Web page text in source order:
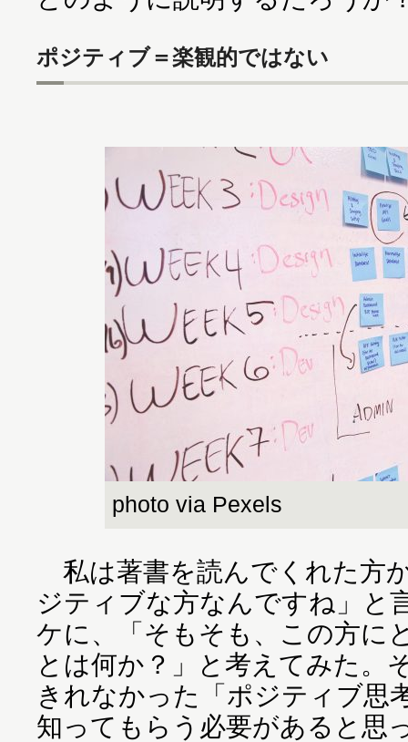
ポジティブ＝楽観的ではない
photo via Pexels
私は著書を読んでくれた方
ジティブな方なんですね」と
ケに、「そもそも、この方に
とは何か？」と考えてみた。
きれなかった「ポジティブ思
知ってもらう必要があると思